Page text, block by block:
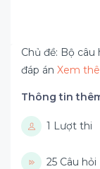
Chủ đề: Bộ
đáp án Xem
Thông tin
1 Lượt thi
25 Câu hỏi